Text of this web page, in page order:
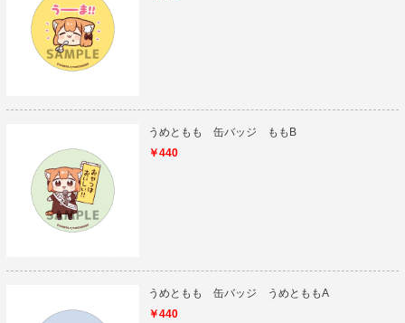
うめともも 缶バッジ ももB
￥440
うめともも 缶バッジ うめとももA
￥440